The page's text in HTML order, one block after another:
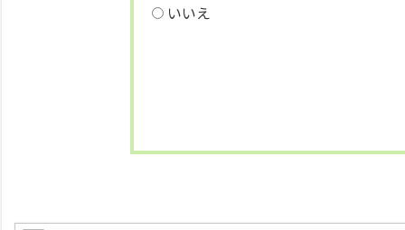
いいえ